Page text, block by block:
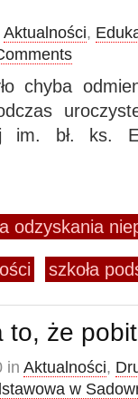
Aktualności,
chyba
im. bł. ks.
odzyskania
szkoła
to, że
in Aktualności,
w